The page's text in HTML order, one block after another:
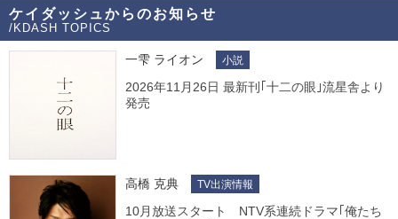
ケイダッシュからのお知らせ
/KDASH TOPICS
一雫 ライオン 小説
2026年11月26日 最新刊｢十二の眼｣流星舎より
発売
高橋 克典 TV出演情報
10月放送スタート NTV系連続ドラマ｢俺たち